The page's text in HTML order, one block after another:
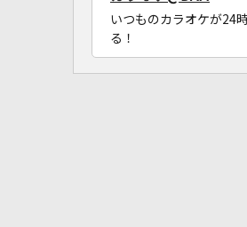
いつものカラオケが24
る！